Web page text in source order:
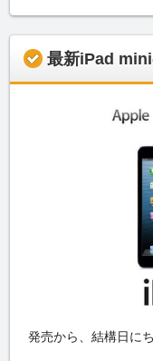
最新iPad
発売から、結構日に